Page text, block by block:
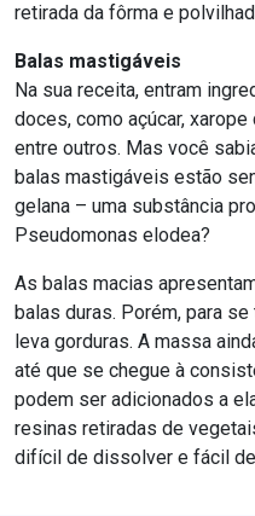
retirada da fôrma e
Balas mastigáveis
Na sua receita, entram
doces, como açúcar,
entre outros. Mas você
balas mastigáveis estão
gelana – uma substância
Pseudomonas elodea?
As balas macias
balas duras. Porém, para
leva gorduras. A massa
até que se chegue à
podem ser adicionados a
resinas retiradas de
difícil de dissolver e fácil